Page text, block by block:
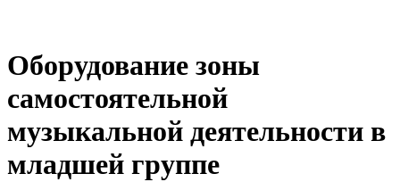
Оборудование зоны
самостоятельной
музыкальной деятельности в
младшей группе